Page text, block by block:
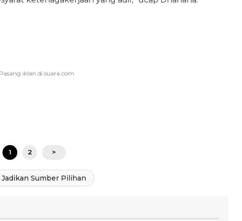
1 2 >
Jadikan Sumber Pilihan